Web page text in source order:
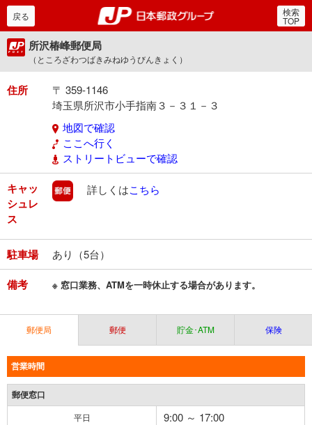
郵便局・日本郵政グルー
戻る 検索
TOP
所沢椿峰郵便局
（ところざわつばきみねゆうびんきょく）
住所
〒 359-1146
埼玉県所沢市小手指南３－３１－３
地図で確認
ここへ行く
ストリートビューで確認
キャッ
シュレ
ス
郵便
詳しくはこちら
駐車場 あり（5台）
備考 ※ 窓口業務、ATMを一時休止する場合があります。
郵便局 郵便 貯金･ATM 保険
営業時間
郵便窓口
平日 9:00 ～ 17:00